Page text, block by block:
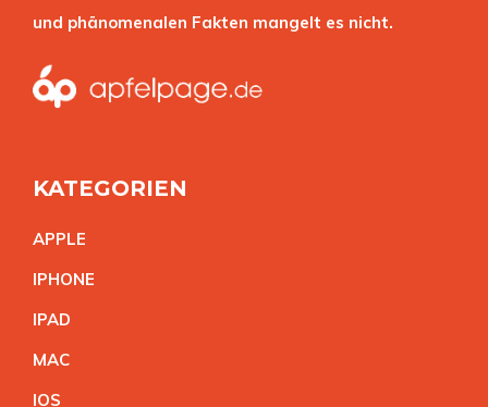
und phänomenalen Fakten mangelt es nicht.
KATEGORIEN
APPLE
IPHONE
IPAD
MAC
IOS